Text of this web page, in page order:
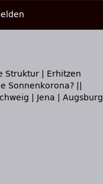
| Jena | Augsburg